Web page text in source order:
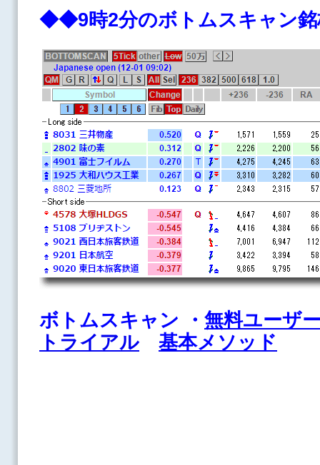
◆◆9時2分のボトムスキャ
ボトムスキャン ・ 無料ユーザ
トライアル
基本メソッド